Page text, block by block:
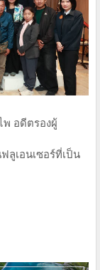
พ อดีตรองผู้
ลูเอนเซอร์ที่เป็น